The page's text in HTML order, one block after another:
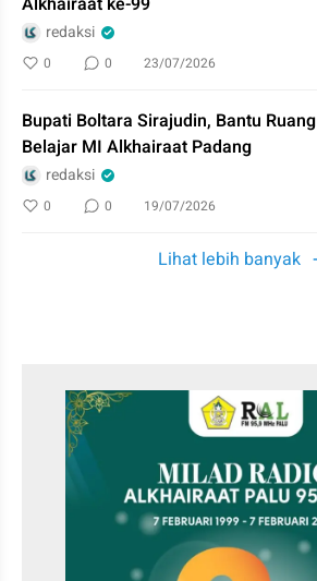
redaksi
0 0 23/07/2026
Bupati Boltara Sirajudin, Bantu Ruang
Belajar MI Alkhairaat Padang
redaksi
0 0 19/07/2026
Lihat lebih banyak